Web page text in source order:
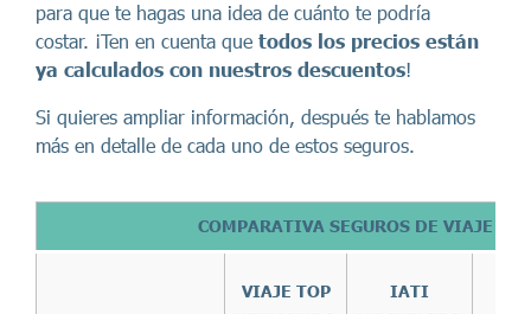
para que te hagas una idea de cuánto te podría
costar. ¡Ten en cuenta que todos los precios están
ya calculados con nuestros descuentos!
Si quieres ampliar información, después te hablamos
más en detalle de cada uno de estos seguros.
COMPARATIVA SEGUROS DE VIAJE
VIAJE TOP
IATI